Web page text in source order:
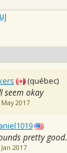
(québec)
seem okay
2017
pretty good.
2017